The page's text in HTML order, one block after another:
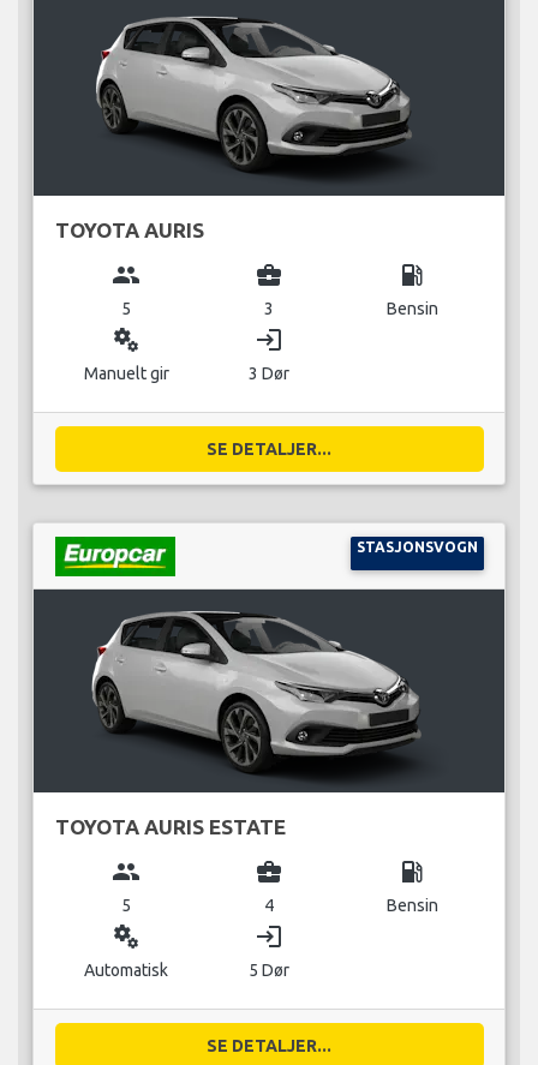
TOYOTA AURIS
group
5
business_center
3
local_gas_station
Bensin
miscellaneous_services
Manuelt gir
login
3 Dør
SE DETALJER...
STASJONSVOGN
TOYOTA AURIS ESTATE
group
5
business_center
4
local_gas_station
Bensin
miscellaneous_services
Automatisk
login
5 Dør
SE DETALJER...